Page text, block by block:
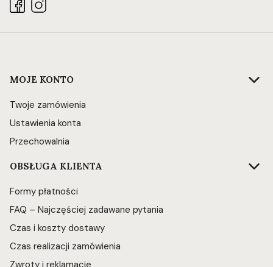
Linki w stopce
MOJE KONTO
Twoje zamówienia
Ustawienia konta
Przechowalnia
OBSŁUGA KLIENTA
Formy płatności
FAQ – Najczęściej zadawane pytania
Czas i koszty dostawy
Czas realizacji zamówienia
Zwroty i reklamacje